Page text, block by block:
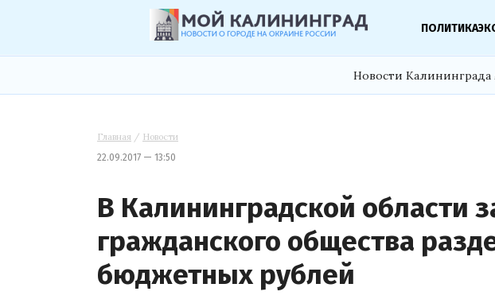
ПОЛИТИКА
Новости Калининграда
Главная / Новости
22.09.2017 — 13:50
В Калининградской области
гражданского общества
бюджетных рублей